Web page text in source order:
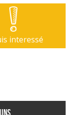
interessé